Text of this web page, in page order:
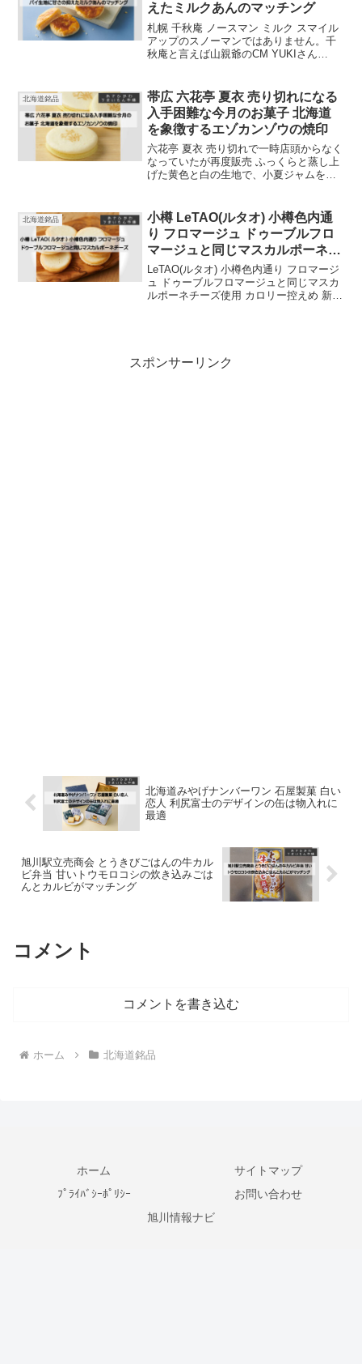
えたミルクあんのマッチング
札幌 千秋庵 ノースマン ミルク スマイル
アップのスノーマンではありません。千
秋庵と言えば山親爺のCM YUKIさん
とりとしたパイ生地に甘さの抑えたミル
クあん つぶあん、カボチャあんもあり
北海道銘品
帯広 六花亭 夏衣 売り切れになる
入手困難な今月のお菓子 北海道
を象徴するエゾカンゾウの焼印
六花亭 夏衣 売り切れで一時店頭からなく
なっていたが再度販売 ふっくらと蒸し上
げた黄色と白の生地で、小夏ジャムをサ
押して仕上げています。
北海道銘品
小樽 LeTAO(ルタオ) 小樽色内通
り フロマージュ ドゥーブルフロ
マージュと同じマスカルポーネチ
ーズを使用
LeTAO(ルタオ) 小樽色内通り フロマージ
ュ ドゥーブルフロマージュと同じマスカ
ルポーネチーズ使用 カロリー控えめ 新千
スポンサーリンク
北海道みやげナンバーワン 石屋製菓 白い
恋人 利尻富士のデザインの缶は物入れに
最適
旭川駅立売商会 とうきびごはんの牛カル
ビ弁当 甘いトウモロコシの炊き込みごは
んとカルビがマッチング
コメント
コメントを書き込む
ホーム 北海道銘品
ホーム
サイトマップ
ﾌﾟﾗｲﾊﾞｼｰﾎﾟﾘｼｰ
お問い合わせ
旭川情報ナビ